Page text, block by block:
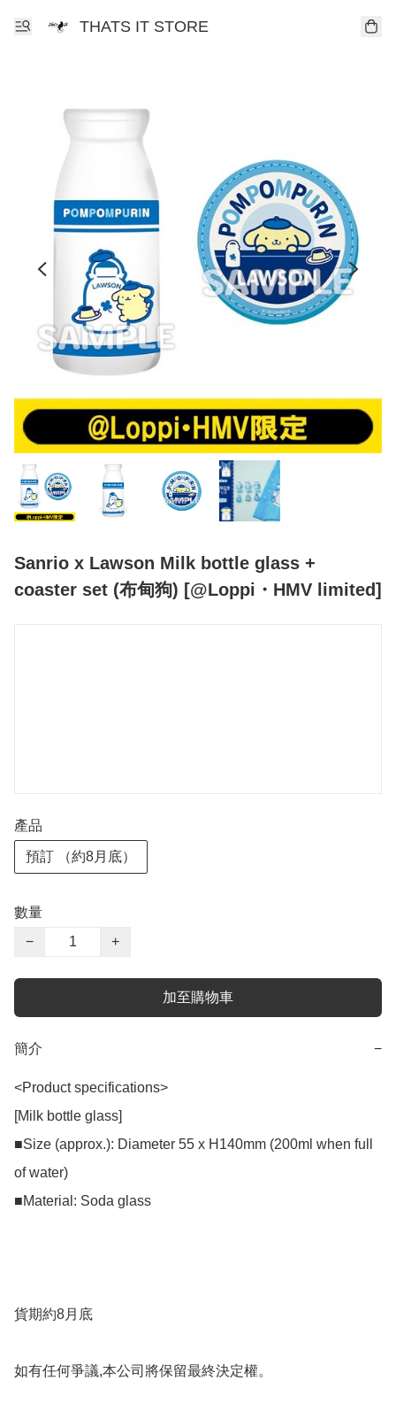
THATS IT STORE
Sanrio x Lawson Milk bottle glass +
coaster set (布甸狗) [@Loppi・HMV limited]
產品
預訂 （約8月底）
數量
−
+
加至購物車
簡介 −
<Product specifications>
[Milk bottle glass]
■Size (approx.): Diameter 55 x H140mm (200ml when full
of water)
■Material: Soda glass
貨期約8月底
如有任何爭議,本公司將保留最終決定權。